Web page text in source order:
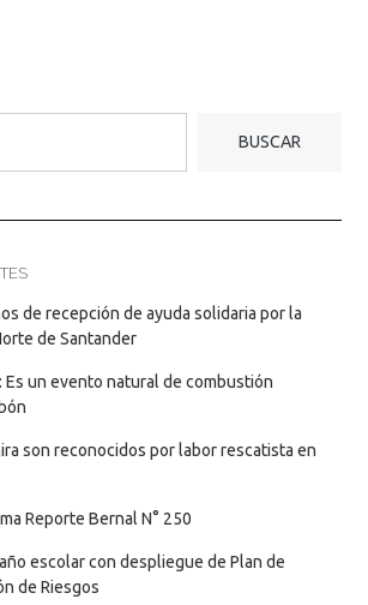
BUSCAR
de recepción de ayuda solidaria por la
de Santander
Es un evento natural de combustión
son reconocidos por labor rescatista en
Reporte Bernal N° 250
escolar con despliegue de Plan de
de Riesgos